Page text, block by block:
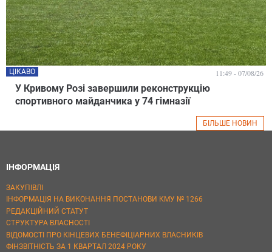
У Кривому Розі завершили реконструкцію
спортивного майданчика у 74 гімназії
ЦІКАВО 11:49 - 07/08/26
БІЛЬШЕ НОВИН
ІНФОРМАЦІЯ
ЗАКУПІВЛІ
ІНФОРМАЦІЯ НА ВИКОНАННЯ ПОСТАНОВИ КМУ № 1266
РЕДАКЦІЙНИЙ СТАТУТ
СТРУКТУРА ВЛАСНОСТІ
ВІДОМОСТІ ПРО КІНЦЕВИХ БЕНЕФІЦІАРНИХ ВЛАСНИКІВ
ФІНЗВІТНІСТЬ ЗА 1 КВАРТАЛ 2024 РОКУ